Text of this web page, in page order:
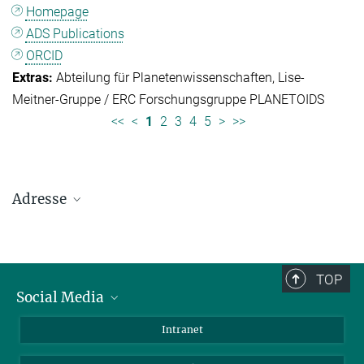
Homepage
ADS Publications
ORCID
Abteilung für Planetenwissenschaften Lise-
Meitner-Gruppe / ERC Forschungsgruppe PLANETOIDS
<< < 1 2 3 4 5 > >>
Adresse
Telefon: +49 551 384 979-0
E-Mail:presseinfo@mps.mpg.de
TOP
Social Media
Intranet